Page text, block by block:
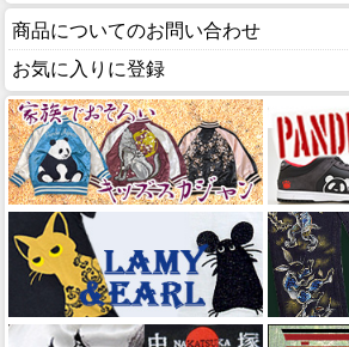
商品についてのお問い合わせ
お気に入りに登録